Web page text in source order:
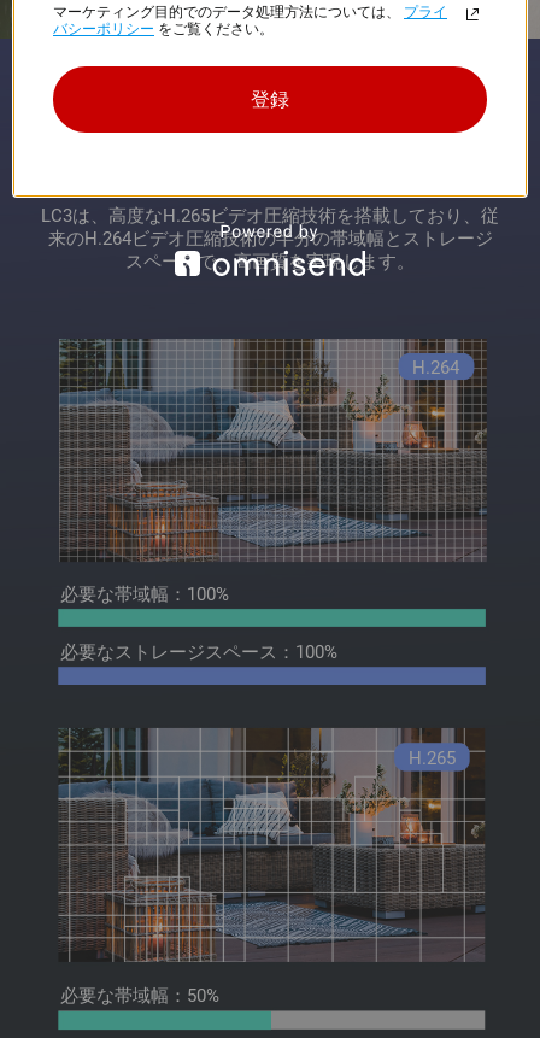
ストレージと帯域幅に要する
LC3は、高度なH.265ビデオ圧縮技術を搭載しており、従
来のH.264ビデオ圧縮技術の半分の帯域幅とストレージ
スペースで、高画質を実現します。
必要な帯域幅：100%
必要なストレージスペース：100%
必要な帯域幅：50%
H.264
H.265
マーケティング目的でのデータ処理方法については、 プライ
バシーポリシー をご覧ください。
登録